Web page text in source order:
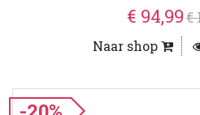
€ 94,99€
Naar shop